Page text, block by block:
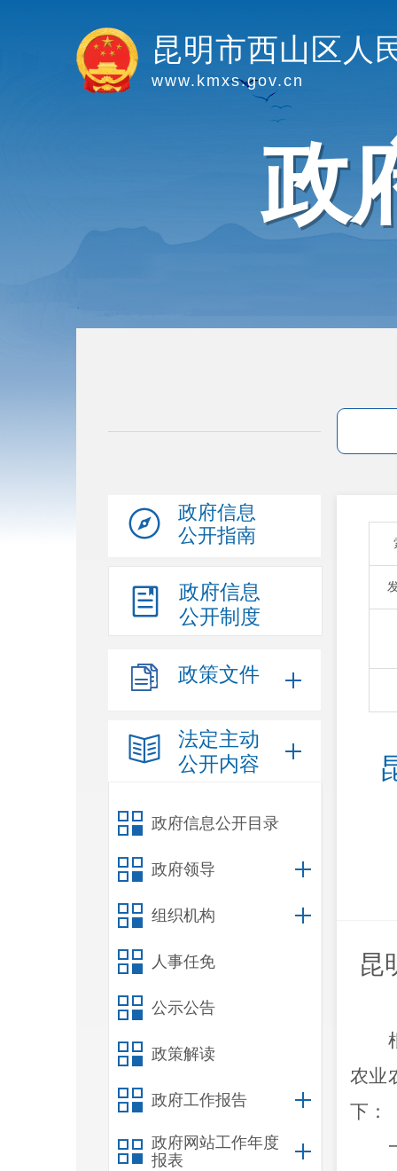
昆明市西山区人
www.kmxs.gov.cn
政
政府信息
公开指南
政府信息
公开制度
政策文件
法定主动
公开内容
政府信息公开目录
政府领导
组织机构
人事任免
公示公告
政策解读
政府工作报告
政府网站工作年度
报表
昆
农业
下：